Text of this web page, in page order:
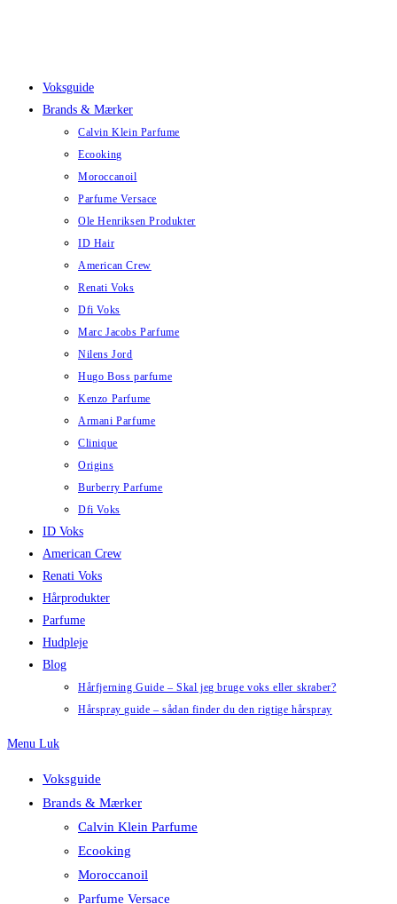
Voksguide
Brands & Mærker
Calvin Klein Parfume
Ecooking
Moroccanoil
Parfume Versace
Ole Henriksen Produkter
ID Hair
American Crew
Renati Voks
Dfi Voks
Marc Jacobs Parfume
Nilens Jord
Hugo Boss parfume
Kenzo Parfume
Armani Parfume
Clinique
Origins
Burberry Parfume
Dfi Voks
ID Voks
American Crew
Renati Voks
Hårprodukter
Parfume
Hudpleje
Blog
Hårfjerning Guide – Skal jeg bruge voks eller skraber?
Hårspray guide – sådan finder du den rigtige hårspray
Menu Luk
Voksguide
Brands & Mærker
Calvin Klein Parfume
Ecooking
Moroccanoil
Parfume Versace